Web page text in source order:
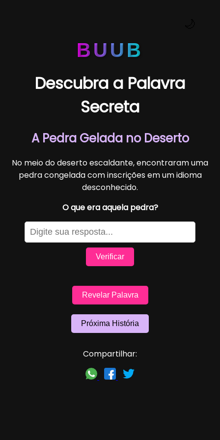
BUUB
Descubra a Palavra
Secreta
A Pedra Gelada no Deserto
No meio do deserto escaldante, encontraram uma
pedra congelada com inscrições em um idioma
desconhecido.
O que era aquela pedra?
Verificar
Revelar Palavra
Próxima História
Compartilhar: